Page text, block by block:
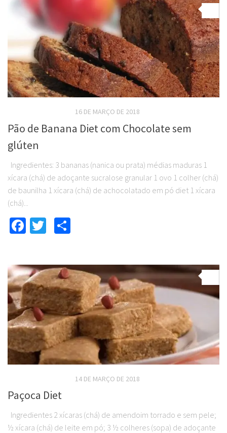
16 DE MARÇO DE 2018
Pão de Banana Diet com Chocolate sem
glúten
Ingredientes: 3 bananas (nanica ou prata) médias maduras 1
xícara (chá) de adoçante sucralose granular 1 ovo 1 colher (chá)
de baunilha 1 xícara (chá) de achocolatado em pó diet 1 xícara
(chá)...
Facebook
Twitter
14 DE MARÇO DE 2018
Paçoca Diet
Ingredientes 2 xícaras (chá) de amendoim torrado e sem pele;
½ xícara (chá) de leite em pó; 3 ½ colheres (sopa) de adoçante